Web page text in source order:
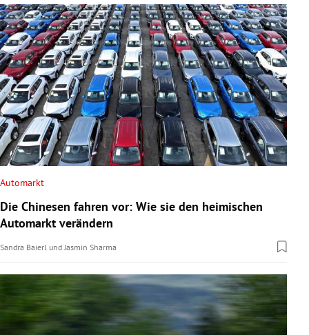
Automarkt
Die Chinesen fahren vor: Wie sie den heimischen
Automarkt verändern
Sandra Baierl und Jasmin Sharma